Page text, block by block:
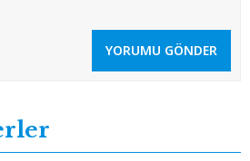
YORUMU GÖNDER